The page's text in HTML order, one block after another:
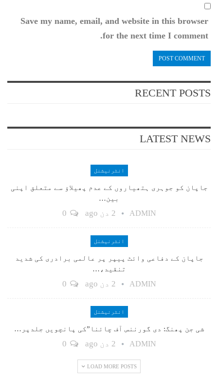
Save my name, email, and website in this browser
for the next time I comment.
RECENT POSTS
LATEST NEWS
انٹرنیشنل
جاپان کو جوہری ہتھیاروں کے عدم پھیلاؤ سے متعلق اپنی
بین…
ADMIN 2 دن ago
انٹرنیشنل
جاپان کے دفاعی وائٹ پیپر پر عالمی برادری کی شدید
تنقید،…
ADMIN 2 دن ago
انٹرنیشنل
شی جن پھنگ: دی گورننس آف چائنا”کی پانچویں جلدپر…
ADMIN 2 دن ago
LOAD MORE POSTS